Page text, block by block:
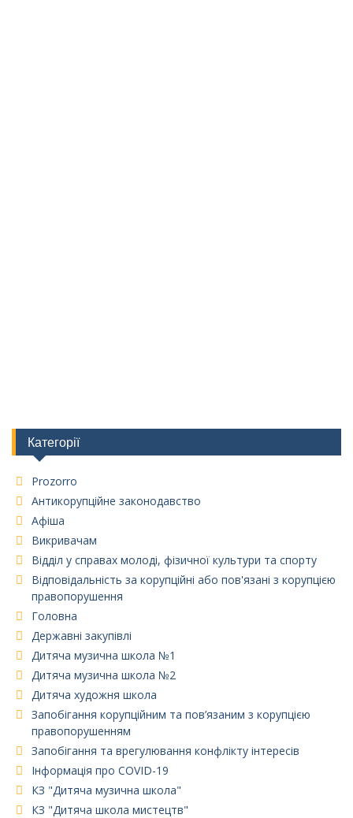
Категорії
Prozorro
Антикорупційне законодавство
Афіша
Викривачам
Відділ у справах молоді, фізичної культури та спорту
Відповідальність за корупційні або пов'язані з корупцією
правопорушення
Головна
Державні закупівлі
Дитяча музична школа №1
Дитяча музична школа №2
Дитяча художня школа
Запобігання корупційним та пов’язаним з корупцією
правопорушенням
Запобігання та врегулювання конфлікту інтересів
Інформація про COVID-19
КЗ "Дитяча музична школа"
КЗ "Дитяча школа мистецтв"